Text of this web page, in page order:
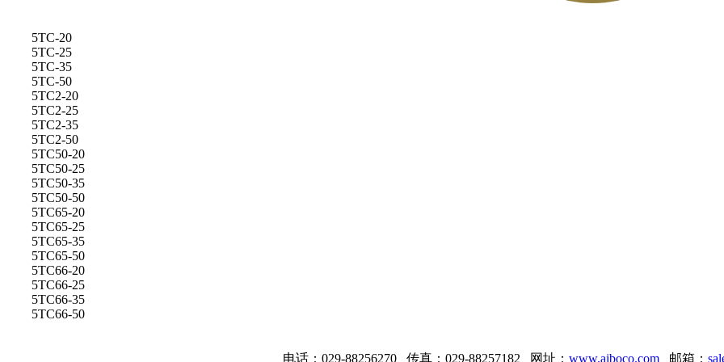
5TC-20
5TC-25
5TC-35
5TC-50
5TC2-20
5TC2-25
5TC2-35
5TC2-50
5TC50-20
5TC50-25
5TC50-35
5TC50-50
5TC65-20
5TC65-25
5TC65-35
5TC65-50
5TC66-20
5TC66-25
5TC66-35
5TC66-50
电话：029-88256270 传真：029-88257182 网址： www.aiboco.com 邮箱：